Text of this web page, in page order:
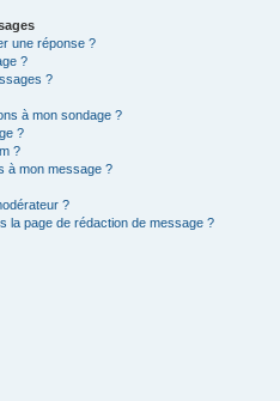
une réponse ?
?
?
à mon sondage ?
?
?
à mon message ?
?
la page de rédaction de message ?